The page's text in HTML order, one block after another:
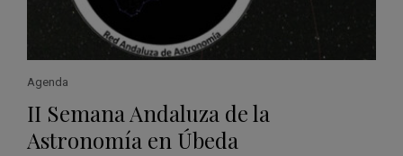
Agenda
II Semana Andaluza de la
Astronomía en Úbeda